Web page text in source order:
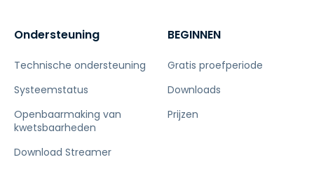
Ondersteuning
Technische ondersteuning
Systeemstatus
Openbaarmaking van
kwetsbaarheden
Download Streamer
BEGINNEN
Gratis proefperiode
Downloads
Prijzen